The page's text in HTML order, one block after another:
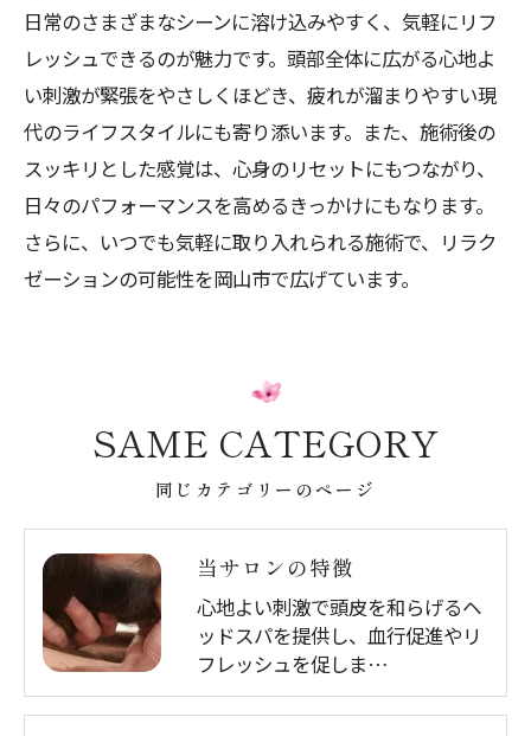
日常のさまざまなシーンに溶け込みやすく、気軽にリフ
レッシュできるのが魅力です。頭部全体に広がる心地よ
い刺激が緊張をやさしくほどき、疲れが溜まりやすい現
代のライフスタイルにも寄り添います。また、施術後の
スッキリとした感覚は、心身のリセットにもつながり、
日々のパフォーマンスを高めるきっかけにもなります。
さらに、いつでも気軽に取り入れられる施術で、リラク
ゼーションの可能性を岡山市で広げています。
同じカテゴリーのページ
SAME CATEGORY
当サロンの特徴
心地よい刺激で頭皮を和らげるヘ
ッドスパを提供し、血行促進やリ
フレッシュを促しま…